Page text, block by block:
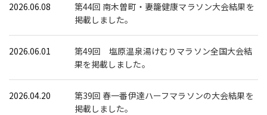
2026.06.08
第44回 南木曽町・妻籠健康マラソン大会結果を
掲載しました。
2026.06.01
第49回 塩原温泉湯けむりマラソン全国大会結
果を掲載しました。
2026.04.20
第39回 春一番伊達ハーフマラソンの大会結果を
掲載しました。